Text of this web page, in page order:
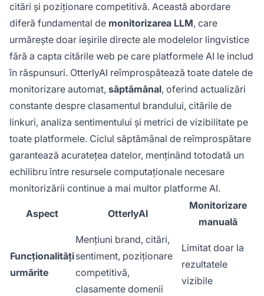
citări și poziționare competitivă. Această abordare
diferă fundamental de monitorizarea LLM, care
urmărește doar ieșirile directe ale modelelor lingvistice
fără a capta citările web pe care platformele AI le includ
în răspunsuri. OtterlyAI reîmprospătează toate datele de
monitorizare automat, săptămânal, oferind actualizări
constante despre clasamentul brandului, citările de
linkuri, analiza sentimentului și metrici de vizibilitate pe
toate platformele. Ciclul săptămânal de reîmprospătare
garantează acuratețea datelor, menținând totodată un
echilibru între resursele computaționale necesare
monitorizării continue a mai multor platforme AI.
Aspect OtterlyAI
Monitorizare
manuală
Funcționalități
urmărite
Mențiuni brand, citări,
sentiment, poziționare
competitivă,
clasamente domenii
Limitat doar la
rezultatele
vizibile